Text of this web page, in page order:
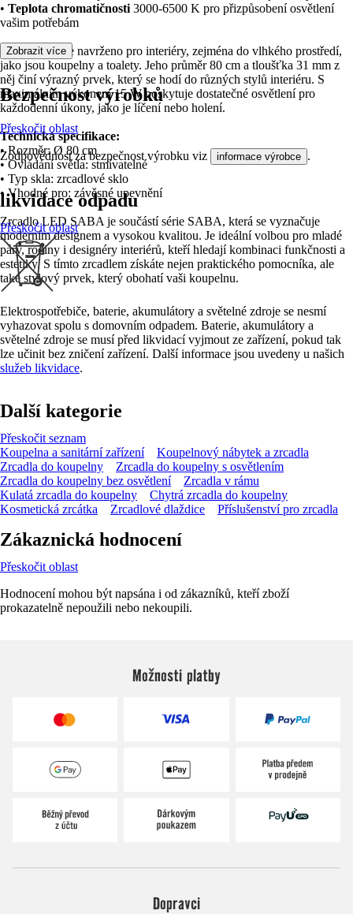
• Teplota chromatičnosti 3000-6500 K pro přizpůsobení osvětlení
vašim potřebám
Toto zrcadlo je navrženo pro interiéry, zejména do vlhkého prostředí,
jako jsou koupelny a toalety. Jeho průměr 80 cm a tloušťka 31 mm z
něj činí výrazný prvek, který se hodí do různých stylů interiéru. S
maximálním výkonem 15 W poskytuje dostatečné osvětlení pro
každodenní úkony, jako je líčení nebo holení.
Technická specifikace:
• Rozměr: Ø 80 cm
• Ovládání světla: stmívatelné
• Typ skla: zrcadlové sklo
• Vhodné pro: závěsné upevnění
Zrcadlo LED SABA je součástí série SABA, která se vyznačuje
moderním designem a vysokou kvalitou. Je ideální volbou pro mladé
páry, rodiny i designéry interiérů, kteří hledají kombinaci funkčnosti a
estetiky. S tímto zrcadlem získáte nejen praktického pomocníka, ale
také stylový prvek, který obohatí vaši koupelnu.
Zobrazit více
Bezpečnost výrobků
Přeskočit oblast
Zodpovědnost za bezpečnost výrobku viz informace výrobce .
likvidace odpadu
Přeskočit oblast
Elektrospotřebiče, baterie, akumulátory a světelné zdroje se nesmí
vyhazovat spolu s domovním odpadem. Baterie, akumulátory a
světelné zdroje se musí před likvidací vyjmout ze zařízení, pokud tak
lze učinit bez zničení zařízení. Další informace jsou uvedeny u našich
služeb likvidace.
Další kategorie
Přeskočit seznam
Koupelna a sanitární zařízení
Koupelnový nábytek a zrcadla
Zrcadla do koupelny
Zrcadla do koupelny s osvětlením
Zrcadla do koupelny bez osvětlení
Zrcadla v rámu
Kulatá zrcadla do koupelny
Chytrá zrcadla do koupelny
Kosmetická zrcátka
Zrcadlové dlaždice Příslušenství pro zrcadla
Zákaznická hodnocení
Přeskočit oblast
Hodnocení mohou být napsána i od zákazníků, kteří zboží
prokazatelně nepoužili nebo nekoupili.
Možnosti platby
Dopravci